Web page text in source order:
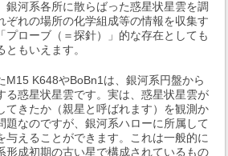
銀河系各所に散らばった惑星状星雲を調
ぞれの場所の化学組成等の情報を収集す
プローブ（＝探針）」的な存在としても
もいえます。
M15 K648やBoBn1は、銀河系円盤から
る惑星状星雲です。実は、惑星状星雲が
てきたか（親星と呼ばれます）を観測か
題なのですが、銀河系ハローに所属して
与えることができます。これは一般的に
形成初期の古い星で構成されているもの